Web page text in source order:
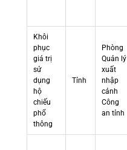
Khôi
phục
giá trị
sử
dụng
hộ
chiếu
phổ
thông
Tỉnh
Phòng
Quản lý
xuất
nhập
cảnh
Công
an tỉnh